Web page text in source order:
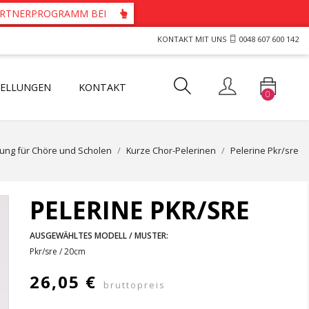
BEI
KONTAKT MIT UNS 0048 607 600 142
KONTAKT
0
für Chöre und Scholen Kurze Chor-Pelerinen Pelerine Pkr/sre
PELERINE PKR/SRE
AUSGEWÄHLTES MODELL / MUSTER:
Pkr/sre / 20cm
26,05 € bruttopreis